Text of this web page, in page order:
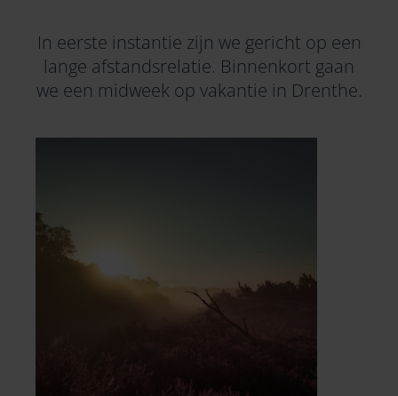
In eerste instantie zijn we gericht op een
lange afstandsrelatie. Binnenkort gaan
we een midweek op vakantie in Drenthe.